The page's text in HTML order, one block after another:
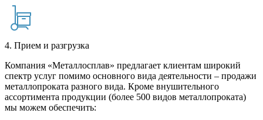
4. Прием и разгрузка
Компания «Металлосплав» предлагает клиентам широкий
спектр услуг помимо основного вида деятельности – продажи
металлопроката разного вида. Кроме внушительного
ассортимента продукции (более 500 видов металлопроката)
мы можем обеспечить: